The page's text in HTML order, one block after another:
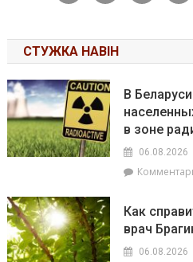
СТУЖКА НАВІН
В
в зоне
06.08.2026
Как
врач
06.08.2026